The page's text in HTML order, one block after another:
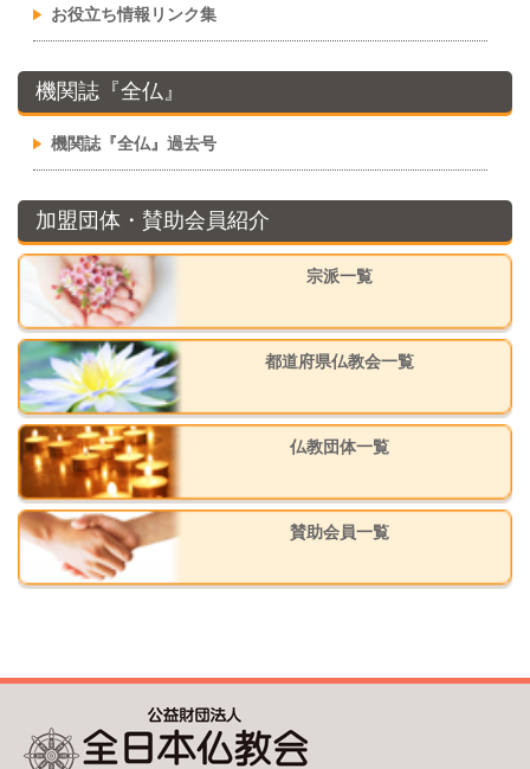
お役立ち情報リンク集
機関誌『全仏』
機関誌『全仏』過去号
加盟団体・賛助会員紹介
宗派一覧
都道府県仏教会一覧
仏教団体一覧
賛助会員一覧